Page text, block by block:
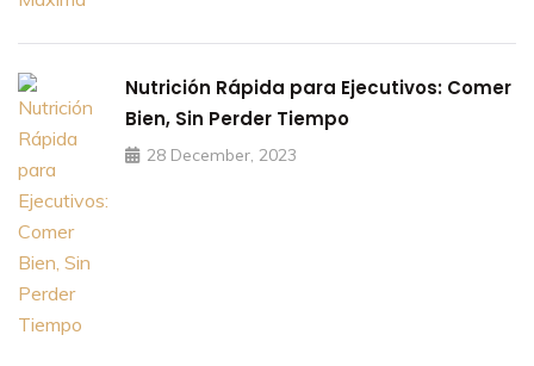
Nutrición Rápida para Ejecutivos: Comer
Bien, Sin Perder Tiempo
28 December, 2023